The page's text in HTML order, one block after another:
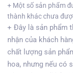
+ Một số sản phẩm
thành khác chưa
+ Đây là sản phẩm
nhận của khách
chất lượng sản
hoa, nhưng nếu có